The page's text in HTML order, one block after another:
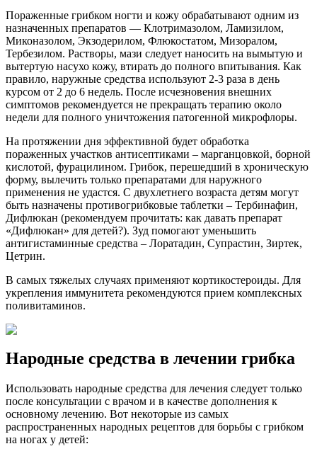
Пораженные грибком ногти и кожу обрабатывают одним из
назначенных препаратов — Клотримазолом, Ламизилом,
Миконазолом, Экзодерилом, Флюкостатом, Мизоралом,
Тербезилом. Растворы, мази следует наносить на вымытую и
вытертую насухо кожу, втирать до полного впитывания. Как
правило, наружные средства используют 2-3 раза в день
курсом от 2 до 6 недель. После исчезновения внешних
симптомов рекомендуется не прекращать терапию около
недели для полного уничтожения патогенной микрофлоры.
На протяжении дня эффективной будет обработка
пораженных участков антисептиками – марганцовкой, борной
кислотой, фурацилином. Грибок, перешедший в хроническую
форму, вылечить только препаратами для наружного
применения не удастся. С двухлетнего возраста детям могут
быть назначены противогрибковые таблетки – Тербинафин,
Дифлюкан (рекомендуем прочитать: как давать препарат
«Дифлюкан» для детей?). Зуд помогают уменьшить
антигистаминные средства – Лоратадин, Супрастин, Зиртек,
Цетрин.
В самых тяжелых случаях применяют кортикостероиды. Для
укрепления иммунитета рекомендуются прием комплексных
поливитаминов.
Народные средства в лечении грибка
Использовать народные средства для лечения следует только
после консультации с врачом и в качестве дополнения к
основному лечению. Вот некоторые из самых
распространенных народных рецептов для борьбы с грибком
на ногах у детей: